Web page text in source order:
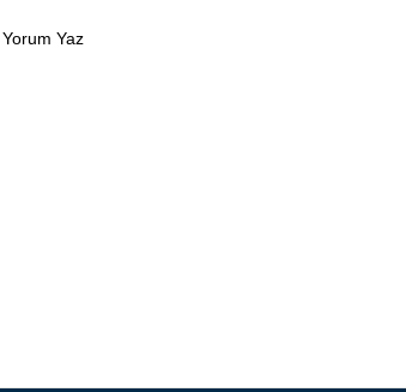
Yorum Yaz